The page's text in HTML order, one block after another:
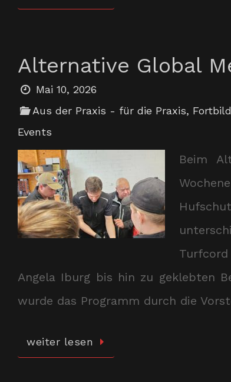
Alternative Global
Mai 10, 2026
Aus der Praxis - für die Praxis,
Events
Beim
Angela Iburg bis hin zu geklebten
wurde das Programm durch die
weiter lesen